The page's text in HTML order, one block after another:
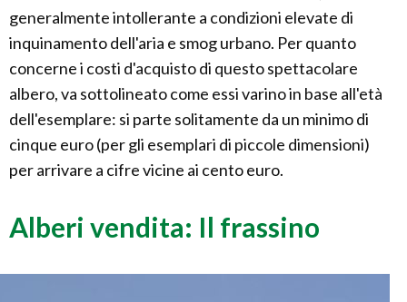
generalmente intollerante a condizioni elevate di
inquinamento dell'aria e smog urbano. Per quanto
concerne i costi d'acquisto di questo spettacolare
albero, va sottolineato come essi varino in base all'età
dell'esemplare: si parte solitamente da un minimo di
cinque euro (per gli esemplari di piccole dimensioni)
per arrivare a cifre vicine ai cento euro.
Alberi vendita: Il frassino